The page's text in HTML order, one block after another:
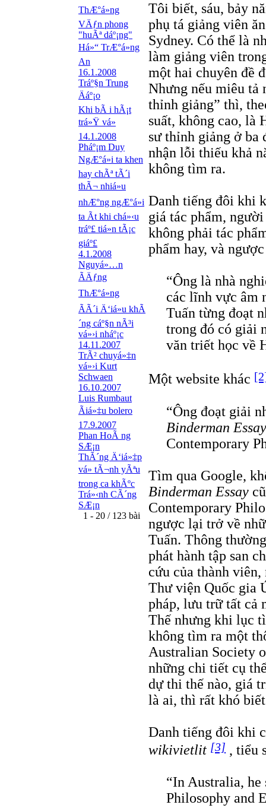
ThÆ°á»ng
VÄƒn phong
"huÃª dáº¡ng"
Há»“ TrÆ°á»ng
An
16.1.2008
Tráº§n Trung
Äáº¡o
Khi bÃ i hÃ¡t
trá»Ÿ vá»
14.1.2008
Pháº¡m Duy
NgÆ°á»i ta khen
hay chÃª tÃ´i
thÃ¬ nhiá»u
nhÆ°ng ngÆ°á»i
ta Ã­t khi chá»‹u
tráº£ tiá»n tÃ¡c
giáº£
4.1.2008
Nguyá»…n
ÃÄƒng
ThÆ°á»ng
ÃÃ´i Ä‘iá»u khÃ
´ng cáº§n nÃ³i
vá»›i nháº¡c
14.11.2007
TrÃ² chuyá»‡n
vá»›i Kurt
Schwaen
16.10.2007
Luis Rumbaut
Ãiá»‡u bolero
17.9.2007
Phan HoÃ ng
SÆ¡n
ThÃ´ng Ä‘iá»‡p
vá» tÃ¬nh yÃªu
trong ca khÃºc
Trá»‹nh CÃ´ng
SÆ¡n
1 - 20 / 123 bài
Tôi biết, sáu, bảy
phụ tá giảng viên
Sydney. Có thể là
làm giảng viên
một hai chuyên đề
Nhưng nếu miêu tả
thỉnh giảng” thì,
suất, không cao, là
sư thỉnh giảng ở ba
nhận lỗi thiếu khả
không tìm ra.
Danh tiếng đôi khi
giá tác phẩm,
không phải tác
phẩm hay, và
“Ông là nhà
các lĩnh vực âm
Tuấn từng đoạt
trong đó có giải
văn triết học về
Một website khác
“Ông đoạt giải
Binderman Essay
Contemporary
Tìm qua Google,
Binderman Essay
Contemporary
ngược lại trở về
Tuấn. Thông
phát hành tập san
cứu của thành
Thư viện Quốc gia
pháp, lưu trữ tất cả
Thế nhưng khi lục
không tìm ra một
Australian Society
những chi tiết cụ
dự thi thế nào, giá
là ai, thì rất khó
Danh tiếng đôi khi
wikivietlit [3] , tiểu
“In Australia, he
Philosophy and